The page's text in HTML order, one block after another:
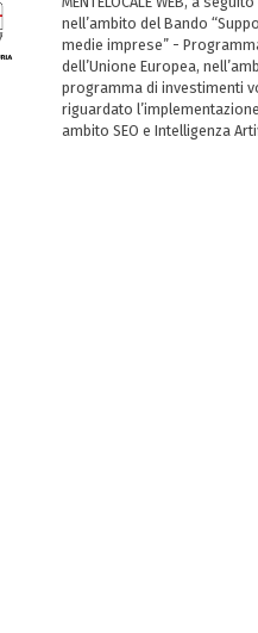
nell’ambito del Bando
medie imprese” -
dell’Unione Europea,
programma di investimenti
riguardato
ambito SEO e Intelligenza